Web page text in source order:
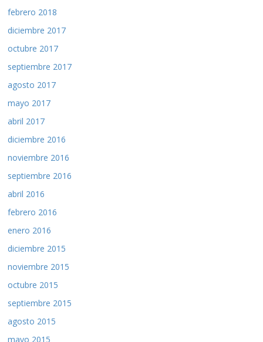
febrero 2018
diciembre 2017
octubre 2017
septiembre 2017
agosto 2017
mayo 2017
abril 2017
diciembre 2016
noviembre 2016
septiembre 2016
abril 2016
febrero 2016
enero 2016
diciembre 2015
noviembre 2015
octubre 2015
septiembre 2015
agosto 2015
mayo 2015